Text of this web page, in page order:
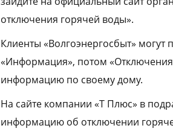
отключения горячей воды».
Клиенты «Волгоэнергосбыт»
«Информация», потом
информацию по своему дому.
На сайте компании «Т Плюс» в
информацию об отключении